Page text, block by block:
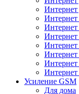
Интернет
Интернет
Интернет
Интернет
Усиление GSM
Для дома